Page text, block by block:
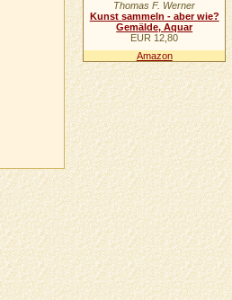
Thomas F. Werner
Kunst sammeln - aber wie?
Gemälde, Aquar
EUR 12,80
Amazon